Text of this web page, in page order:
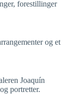
forestillinger
og et
Joaquín
portretter.